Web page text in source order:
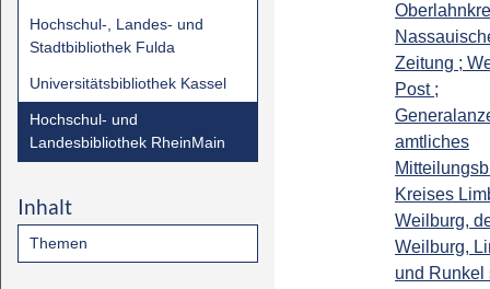
Hochschul-, Landes- und
Stadtbibliothek Fulda
Universitätsbibliothek Kassel
Hochschul- und
Landesbibliothek RheinMain
Inhalt
Themen
Zeitung ;
Post ;
amtliches
Kreises
Weilburg,
Weilburg,
und Runkel